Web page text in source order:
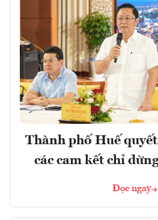
Thành phố Huế
các cam kết chỉ
Đọc ngay